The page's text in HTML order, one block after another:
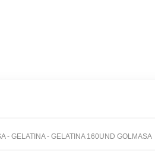
- GELATINA - GELATINA 160UND GOLMASA